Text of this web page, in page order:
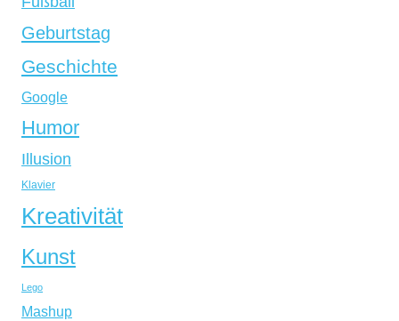
Geburtstag
Geschichte
Google
Humor
Illusion
Klavier
Kreativität
Kunst
Lego
Mashup